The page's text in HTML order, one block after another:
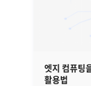
엣지 컴퓨팅
활용법